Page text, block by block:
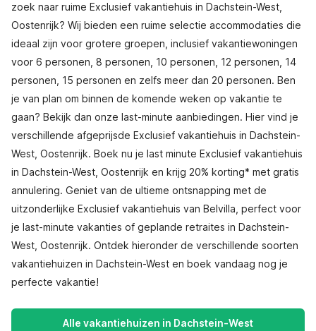
zoek naar ruime Exclusief vakantiehuis in Dachstein-West,
Oostenrijk? Wij bieden een ruime selectie accommodaties die
ideaal zijn voor grotere groepen, inclusief vakantiewoningen
voor 6 personen, 8 personen, 10 personen, 12 personen, 14
personen, 15 personen en zelfs meer dan 20 personen. Ben
je van plan om binnen de komende weken op vakantie te
gaan? Bekijk dan onze last-minute aanbiedingen. Hier vind je
verschillende afgeprijsde Exclusief vakantiehuis in Dachstein-
West, Oostenrijk. Boek nu je last minute Exclusief vakantiehuis
in Dachstein-West, Oostenrijk en krijg 20% korting* met gratis
annulering. Geniet van de ultieme ontsnapping met de
uitzonderlijke Exclusief vakantiehuis van Belvilla, perfect voor
je last-minute vakanties of geplande retraites in Dachstein-
West, Oostenrijk. Ontdek hieronder de verschillende soorten
vakantiehuizen in Dachstein-West en boek vandaag nog je
perfecte vakantie!
Alle vakantiehuizen in Dachstein-West